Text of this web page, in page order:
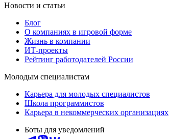
Новости и статьи
Блог
О компаниях в игровой форме
Жизнь в компании
ИТ-проекты
Рейтинг работодателей России
Молодым специалистам
Карьера для молодых специалистов
Школа программистов
Карьера в некоммерческих организациях
Боты для уведомлений